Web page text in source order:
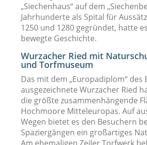
„Siechenhaus“ auf dem
Jahrhunderte als Spital für
1250 und 1280 gegründet, hatte
bewegte Geschichte.
Wurzacher Ried mit
und Torfmuseum
Das mit dem „Europadiplom“ des
ausgezeichnete Wurzacher Ried
die größte zusammenhängende
Hochmoore Mitteleuropas. Auf
Wegen bietet es den Besuchern
Spaziergängen ein großartiges